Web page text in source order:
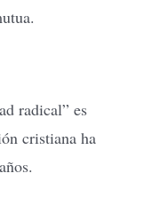
radical” es
cristiana ha